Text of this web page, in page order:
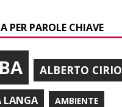
PER PAROLE CHIAVE
ALBERTO CIRIO
LANGA AMBIENTE